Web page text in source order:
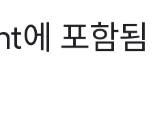
에 포함됨